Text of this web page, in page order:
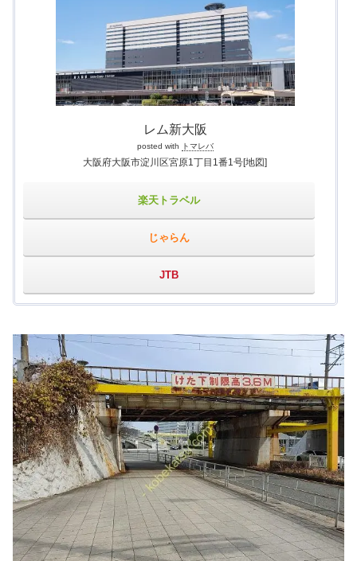
レム新大阪
posted with トマレバ
大阪府大阪市淀川区宮原1丁目1番1号[地図]
楽天トラベル
じゃらん
JTB